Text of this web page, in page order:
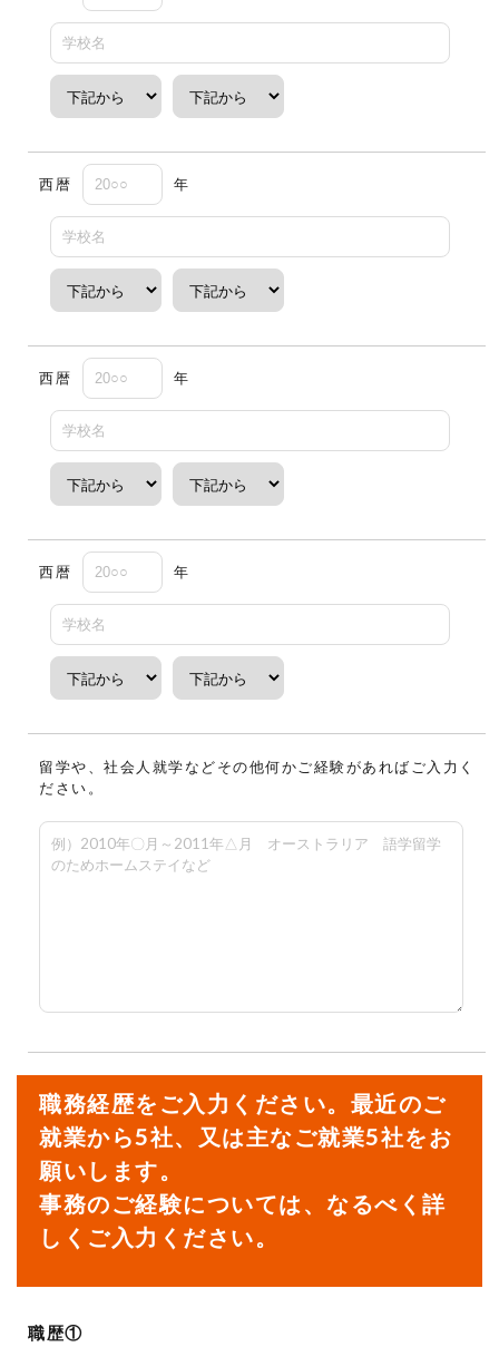
西暦 年
西暦 年
西暦 年
留学や、社会人就学などその他何かご経験があればご入力く
ださい。
職務経歴をご入力ください。最近のご
就業から5社、又は主なご就業5社をお
願いします。
事務のご経験については、なるべく詳
しくご入力ください。
職歴①